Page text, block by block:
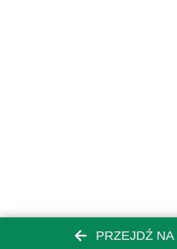
PRZEJDŹ NA